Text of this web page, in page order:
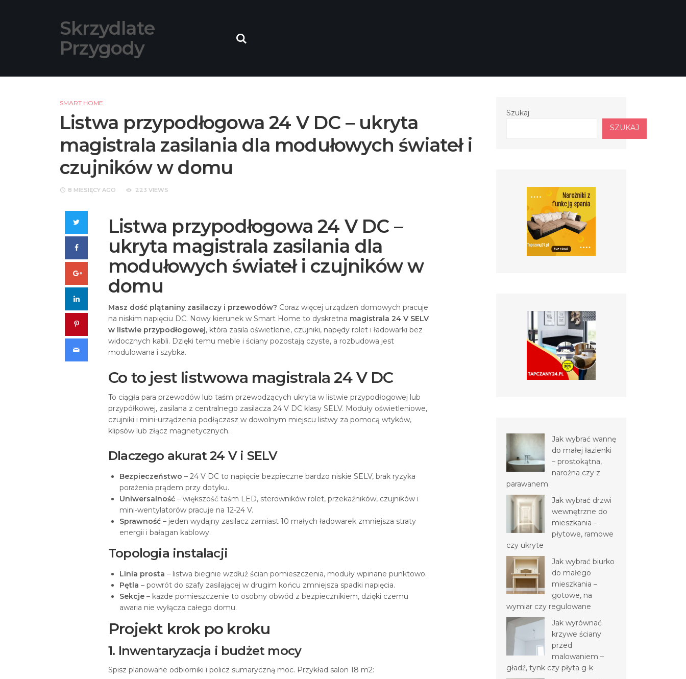
Skrzydlate
Przygody
SMART HOME
Listwa przypodłogowa 24 V DC – ukryta
magistrala zasilania dla modułowych świateł i
czujników w domu
8 MIESIĘCY AGO 223 VIEWS
Facebook
Google+
Pinterest
Listwa przypodłogowa 24 V DC –
ukryta magistrala zasilania dla
modułowych świateł i czujników w
domu
Masz dość plątaniny zasilaczy i przewodów? Coraz więcej urządzeń domowych pracuje
na niskim napięciu DC. Nowy kierunek w Smart Home to dyskretna magistrala 24 V SELV
w listwie przypodłogowej, która zasila oświetlenie, czujniki, napędy rolet i ładowarki bez
widocznych kabli. Dzięki temu meble i ściany pozostają czyste, a rozbudowa jest
modulowana i szybka.
Co to jest listwowa magistrala 24 V DC
To ciągła para przewodów lub taśm przewodzących ukryta w listwie przypodłogowej lub
przypółkowej, zasilana z centralnego zasilacza 24 V DC klasy SELV. Moduły oświetleniowe,
czujniki i mini-urządzenia podłączasz w dowolnym miejscu listwy za pomocą wtyków,
klipsów lub złącz magnetycznych.
Dlaczego akurat 24 V i SELV
Bezpieczeństwo – 24 V DC to napięcie bezpieczne bardzo niskie SELV, brak ryzyka
porażenia prądem przy dotyku.
Uniwersalność – większość taśm LED, sterowników rolet, przekaźników, czujników i
mini-wentylatorów pracuje na 12-24 V.
Sprawność – jeden wydajny zasilacz zamiast 10 małych ładowarek zmniejsza straty
energii i bałagan kablowy.
Topologia instalacji
Linia prosta – listwa biegnie wzdłuż ścian pomieszczenia, moduły wpinane punktowo.
Pętla – powrót do szafy zasilającej w drugim końcu zmniejsza spadki napięcia.
Sekcje – każde pomieszczenie to osobny obwód z bezpiecznikiem, dzięki czemu
awaria nie wyłącza całego domu.
Projekt krok po kroku
1. Inwentaryzacja i budżet mocy
Spisz planowane odbiorniki i policz sumaryczną moc. Przykład salon 18 m2:
Szukaj
SZUKAJ
Jak wybrać wannę
do małej łazienki
– prostokątna,
narożna czy z
parawanem
Jak wybrać drzwi
wewnętrzne do
mieszkania –
płytowe, ramowe
czy ukryte
Jak wybrać biurko
do małego
mieszkania –
gotowe, na
wymiar czy regulowane
Jak wyrównać
krzywe ściany
przed
malowaniem –
gładź, tynk czy płyta g-k